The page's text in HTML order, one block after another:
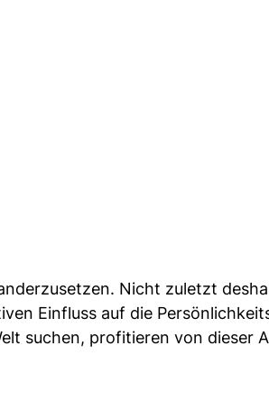
Nicht zuletzt
Einfluss auf die
suchen, profitieren von dieser